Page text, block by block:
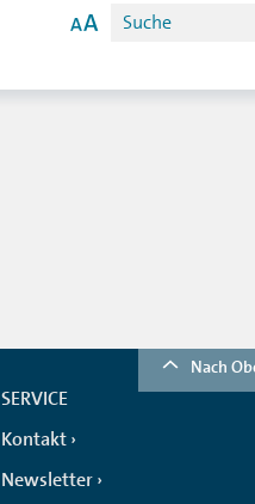
Nach
SERVICE
Kontakt
Newsletter